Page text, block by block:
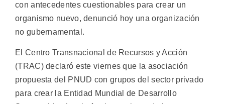
con antecedentes cuestionables para crear un
organismo nuevo, denunció hoy una organización
no gubernamental.
El Centro Transnacional de Recursos y Acción
(TRAC) declaró este viernes que la asociación
propuesta del PNUD con grupos del sector privado
para crear la Entidad Mundial de Desarrollo